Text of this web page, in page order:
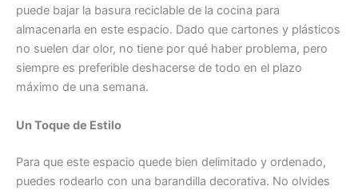
puede bajar la basura reciclable de la cocina para
almacenarla en este espacio. Dado que cartones y plásticos
no suelen dar olor, no tiene por qué haber problema, pero
siempre es preferible deshacerse de todo en el plazo
máximo de una semana.
Un Toque de Estilo
Para que este espacio quede bien delimitado y ordenado,
puedes rodearlo con una barandilla decorativa. No olvides